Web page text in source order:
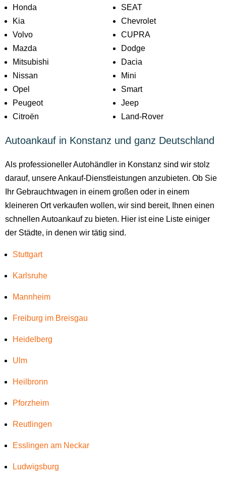
Honda
Kia
Volvo
Mazda
Mitsubishi
Nissan
Opel
Peugeot
Citroën
SEAT
Chevrolet
CUPRA
Dodge
Dacia
Mini
Smart
Jeep
Land-Rover
Autoankauf in Konstanz und ganz Deutschland
Als professioneller Autohändler in Konstanz sind wir stolz
darauf, unsere Ankauf-Dienstleistungen anzubieten. Ob Sie
Ihr Gebrauchtwagen in einem großen oder in einem
kleineren Ort verkaufen wollen, wir sind bereit, Ihnen einen
schnellen Autoankauf zu bieten. Hier ist eine Liste einiger
der Städte, in denen wir tätig sind.
Stuttgart
Karlsruhe
Mannheim
Freiburg im Breisgau
Heidelberg
Ulm
Heilbronn
Pforzheim
Reutlingen
Esslingen am Neckar
Ludwigsburg